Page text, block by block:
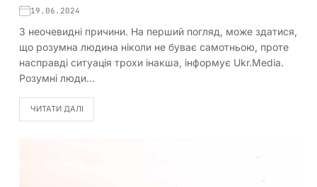
19.06.2024
3 неочевидні причини. На перший погляд, може здатися,
що розумна людина ніколи не буває самотньою, проте
насправді ситуація трохи інакша, інформує Ukr.Media.
Розумні люди…
ЧИТАТИ ДАЛІ